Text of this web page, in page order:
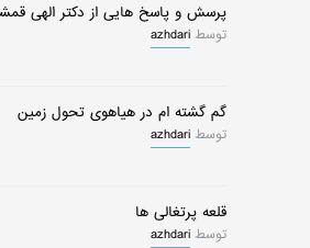
پرسش و پاسخ هایی از دکتر الهی
توسطazhdari
گم گشته ام در هیاهوی تحول زمین
توسطazhdari
قلعه پرتغالی ها
توسطazhdari